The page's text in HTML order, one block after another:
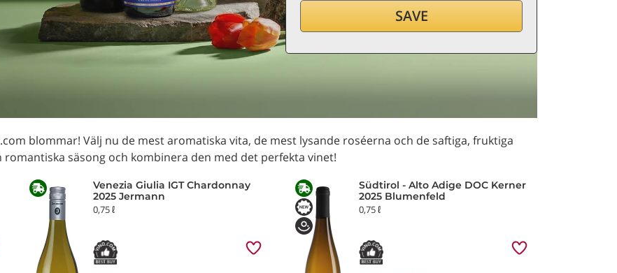
SAVE
blommar! Välj nu de mest aromatiska vita, de mest lysande roséerna och de saftiga, fruktiga
säsong och kombinera den med det perfekta vinet!
Venezia Giulia IGT Chardonnay
2025 Jermann
0,75 ℓ
Südtirol - Alto Adige DOC Kerner
2025 Blumenfeld
0,75 ℓ